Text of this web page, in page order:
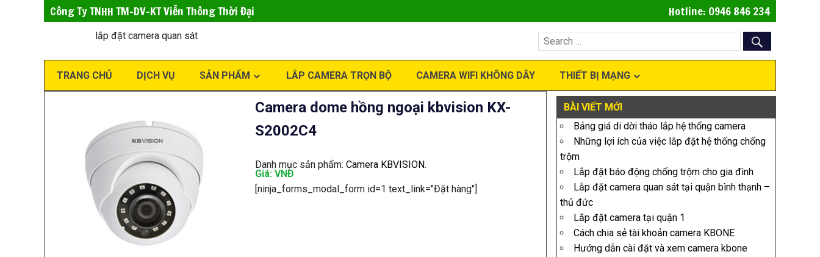
Công Ty TNHH TM-DV-KT Viễn Thông Thời Đại Hotline: 0946 846 234
lắp đặt camera quan sát
TRANG CHỦ DỊCH VỤ SẢN PHẨM LẮP CAMERA TRỌN BỘ CAMERA WIFI KHÔNG DÂY THIẾT BỊ MẠNG
Camera dome hồng ngoại kbvision KX-
S2002C4
Danh mục sản phẩm:Camera KBVISION.
Giá: VNÐ
[ninja_forms_modal_form id=1 text_link="Đặt hàng"]
BÀI VIẾT MỚI
Bảng giá di dời tháo lắp hệ thống camera
Những lợi ích của việc lắp đặt hệ thống chống
trộm
Lắp đặt báo động chống trộm cho gia đình
Lắp đặt camera quan sát tại quận bình thạnh –
thủ đức
Lắp đặt camera tại quận 1
Cách chia sẻ tài khoản camera KBONE
Hướng dẫn cài đặt và xem camera kbone